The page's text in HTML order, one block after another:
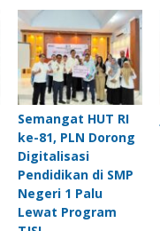
Semangat HUT RI
ke-81, PLN Dorong
Digitalisasi
Pendidikan di SMP
Negeri 1 Palu
Lewat Program